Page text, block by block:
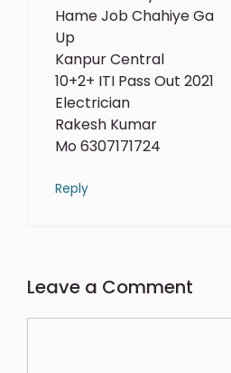
Hame Job Chahiye Ga
Up
Kanpur Central
10+2+ ITI Pass Out 2021
Electrician
Rakesh Kumar
Mo 6307171724
Reply
Leave a Comment